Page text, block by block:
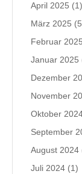
April 2025 (1)
März 2025
Februar 2025
Januar 2025
Dezember
November
Oktober
September
August 2024
Juli 2024 (1)